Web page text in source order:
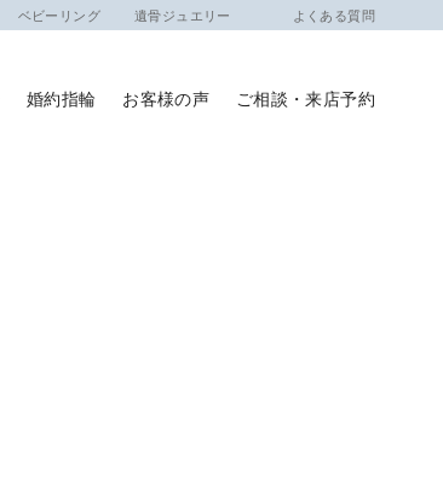
ベビーリング 遺骨ジュエリー よくある質問
婚約指輪 お客様の声 ご相談・来店予約